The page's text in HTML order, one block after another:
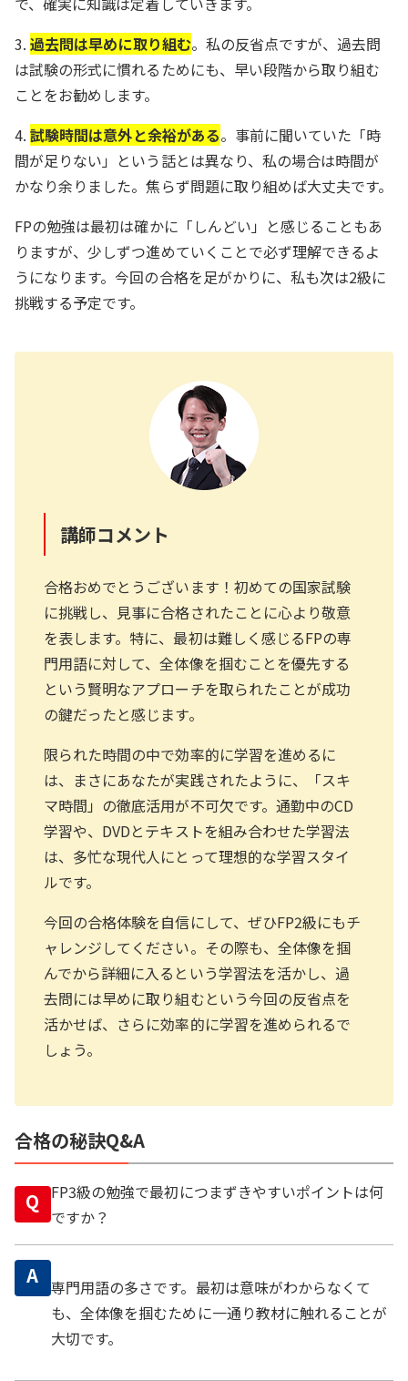
3.過去問は早めに取り組む。私の反省点ですが、過去問
は試験の形式に慣れるためにも、早い段階から取り組む
ことをお勧めします。
4.試験時間は意外と余裕がある。事前に聞いていた「時
間が足りない」という話とは異なり、私の場合は時間が
かなり余りました。焦らず問題に取り組めば大丈夫です。
FPの勉強は最初は確かに「しんどい」と感じることもあ
りますが、少しずつ進めていくことで必ず理解できるよ
うになります。今回の合格を足がかりに、私も次は2級に
挑戦する予定です。
講師コメント
合格おめでとうございます！初めての国家試験
に挑戦し、見事に合格されたことに心より敬意
を表します。特に、最初は難しく感じるFPの専
門用語に対して、全体像を掴むことを優先する
という賢明なアプローチを取られたことが成功
の鍵だったと感じます。
限られた時間の中で効率的に学習を進めるに
は、まさにあなたが実践されたように、「スキ
マ時間」の徹底活用が不可欠です。通勤中のCD
学習や、DVDとテキストを組み合わせた学習法
は、多忙な現代人にとって理想的な学習スタイ
ルです。
今回の合格体験を自信にして、ぜひFP2級にもチ
ャレンジしてください。その際も、全体像を掴
んでから詳細に入るという学習法を活かし、過
去問には早めに取り組むという今回の反省点を
活かせば、さらに効率的に学習を進められるで
しょう。
合格の秘訣Q&A
Q
FP3級の勉強で最初につまずきやすいポイントは何
ですか？
A 専門用語の多さです。最初は意味がわからなくて
も、全体像を掴むために一通り教材に触れることが
大切です。